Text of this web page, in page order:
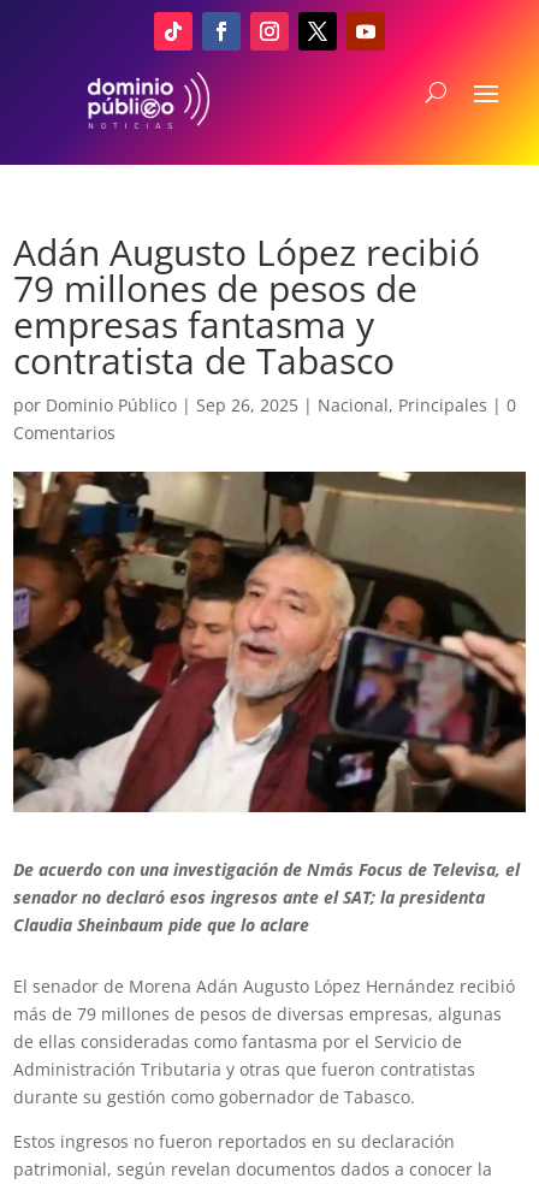
Adán Augusto López recibió
79 millones de pesos de
empresas fantasma y
contratista de Tabasco
por Dominio Público |Sep 26, 2025 | Nacional, Principales |0
Comentarios
De acuerdo con una investigación de Nmás Focus de Televisa, el
senador no declaró esos ingresos ante el SAT; la presidenta
Claudia Sheinbaum pide que lo aclare
El senador de Morena Adán Augusto López Hernández recibió
más de 79 millones de pesos de diversas empresas, algunas
de ellas consideradas como fantasma por el Servicio de
Administración Tributaria y otras que fueron contratistas
durante su gestión como gobernador de Tabasco.
Estos ingresos no fueron reportados en su declaración
patrimonial, según revelan documentos dados a conocer la